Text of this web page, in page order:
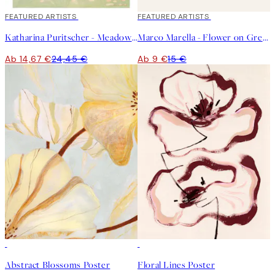
40%*
FEATURED ARTISTS
Katharina Puritscher - Meadow Poster
Ab 14,67 €24,45 €
40%*
FEATURED ARTISTS
Marco Marella - Flower on Green Poster
Ab 9 €15 €
Abstract Blossoms Poster Floral Lines Poster